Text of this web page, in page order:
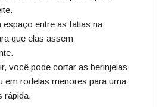
espaço entre as fatias na
que elas assem
você pode cortar as berinjelas
em rodelas menores para uma
rápida.